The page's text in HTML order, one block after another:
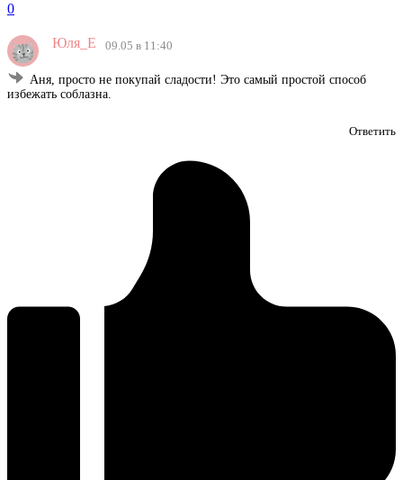
0
Юля_Е 09.05 в 11:40
Аня, просто не покупай сладости! Это самый простой способ
избежать соблазна.
Ответить